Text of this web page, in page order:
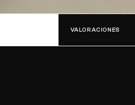
VALORACIONES